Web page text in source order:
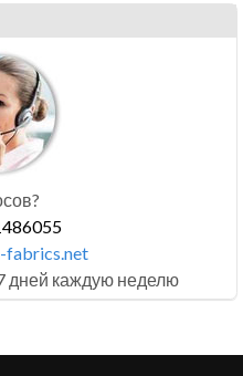
fabrics.net
дней каждую неделю